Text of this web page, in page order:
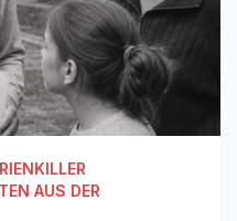
AUS DER